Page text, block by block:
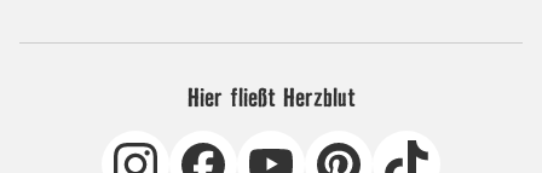
Hier fließt Herzblut